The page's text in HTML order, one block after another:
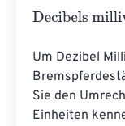
Decibels
Um Dezibel
Sie den
Einheiten